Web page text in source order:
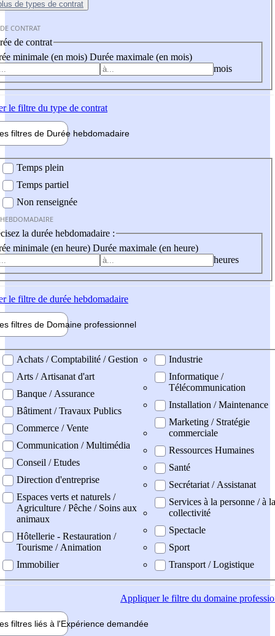
de types de contrat
CONTRAT
de contrat
minimale (en mois) Durée maximale (en mois)
mois
le filtre du type de contrat
filtres de Durée hebdomadaire
Temps plein
Temps partiel
Non renseignée
la durée hebdomadaire :
minimale (en heure) Durée maximale (en heure)
heures
le filtre de durée hebdomadaire
filtres de Domaine professionnel
professionel
Achats / Comptabilité / Gestion
Arts / Artisanat d'art
Banque / Assurance
Bâtiment / Travaux Publics
Commerce / Vente
Communication / Multimédia
Conseil / Etudes
Direction d'entreprise
Espaces verts et naturels /
Agriculture / Pêche / Soins aux
animaux
Hôtellerie - Restauration /
Tourisme / Animation
Immobilier
Industrie
Informatique /
Télécommunication
Installation / Maintenance
Marketing / Stratégie
commerciale
Ressources Humaines
Santé
Secrétariat / Assistanat
Services à la personne / à la
collectivité
Spectacle
Sport
Transport / Logistique
Appliquerle filtre du domaine
filtres liés à l'Expérience demandée